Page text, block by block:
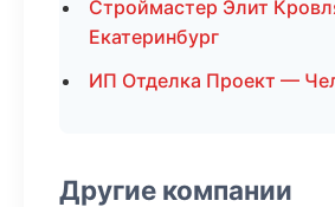
Строймастер Элит
Екатеринбург
ИП Отделка Проект —
Другие компании